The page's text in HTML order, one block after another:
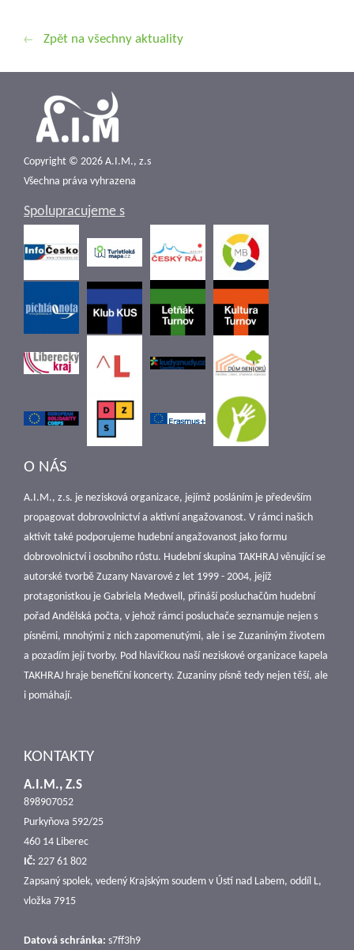
Zpět na všechny aktuality
Copyright © 2026 A.I.M., z.s
Všechna práva vyhrazena
Spolupracujeme s
O NÁS
A.I.M., z.s. je nezisková organizace, jejímž posláním je především
propagovat dobrovolnictví a aktivní angažovanost. V rámci našich
aktivit také podporujeme hudební angažovanost jako formu
dobrovolnictví i osobního růstu. Hudební skupina TAKHRAJ věnující se
autorské tvorbě Zuzany Navarové z let 1999 - 2004, jejíž
protagonistkou je Gabriela Medwell, přináší posluchačům hudební
pořad Andělská počta, v jehož rámci posluchače seznamuje nejen s
písněmi, mnohými z nich zapomenutými, ale i se Zuzaniným životem
a pozadím její tvorby. Pod hlavičkou naší neziskové organizace kapela
TAKHRAJ hraje benefiční koncerty. Zuzaniny písně tedy nejen těší, ale
i pomáhají.
KONTAKTY
A.I.M., Z.S
898907052
Purkyňova 592/25
460 14 Liberec
IČ: 227 61 802
Zapsaný spolek, vedený Krajským soudem v Ústí nad Labem, oddíl L,
vložka 7915
Datová schránka: s7ff3h9